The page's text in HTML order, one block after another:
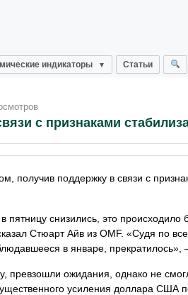
индикаторы Статьи
с признаками
получив поддержку в связи с
снизились, это происходило
Стюарт Айв из OMF. «Судя по
в январе, прекратилось»,
ожидания, однако не
усиления доллара США